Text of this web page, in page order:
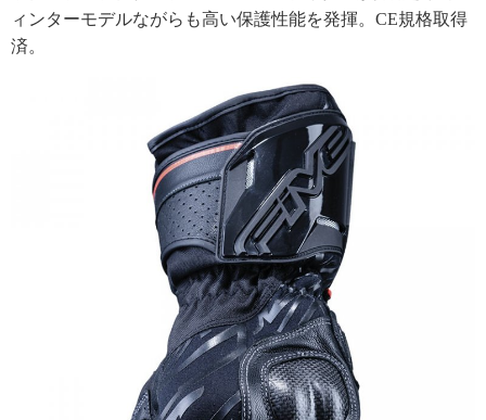
ィンターモデルながらも高い保護性能を発揮。CE規格取得
済。